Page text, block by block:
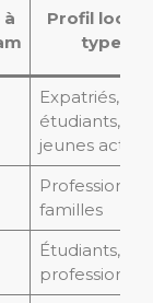
à
Profil
type
Expatriés,
étudiants,
jeunes actifs
familles
Étudiants,